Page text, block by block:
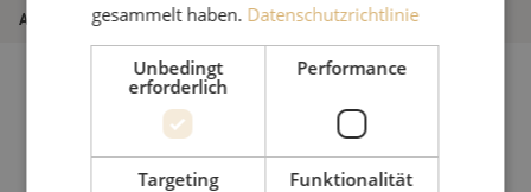
Artikel Nummer M00003038
gesammelt haben. Datenschutzrichtlinie
Unbedingt
erforderlich
Performance
Targeting Funktionalität